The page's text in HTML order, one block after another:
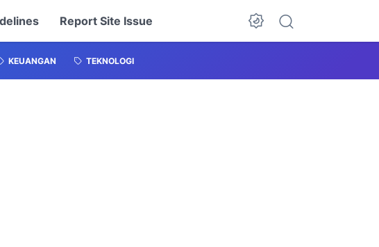
Report Site Issue
KEUANGAN TEKNOLOGI